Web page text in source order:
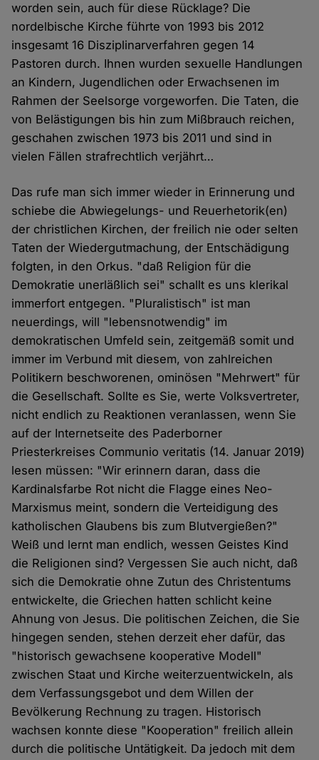
worden sein, auch für diese Rücklage? Die
nordelbische Kirche führte von 1993 bis 2012
insgesamt 16 Disziplinarverfahren gegen 14
Pastoren durch. Ihnen wurden sexuelle Handlungen
an Kindern, Jugendlichen oder Erwachsenen im
Rahmen der Seelsorge vorgeworfen. Die Taten, die
von Belästigungen bis hin zum Mißbrauch reichen,
geschahen zwischen 1973 bis 2011 und sind in
vielen Fällen strafrechtlich verjährt…
Das rufe man sich immer wieder in Erinnerung und
schiebe die Abwiegelungs- und Reuerhetorik(en)
der christlichen Kirchen, der freilich nie oder selten
Taten der Wiedergutmachung, der Entschädigung
folgten, in den Orkus. "daß Religion für die
Demokratie unerläßlich sei" schallt es uns klerikal
immerfort entgegen. "Pluralistisch" ist man
neuerdings, will "lebensnotwendig" im
demokratischen Umfeld sein, zeitgemäß somit und
immer im Verbund mit diesem, von zahlreichen
Politikern beschworenen, ominösen "Mehrwert" für
die Gesellschaft. Sollte es Sie, werte Volksvertreter,
nicht endlich zu Reaktionen veranlassen, wenn Sie
auf der Internetseite des Paderborner
Priesterkreises Communio veritatis (14. Januar 2019)
lesen müssen: "Wir erinnern daran, dass die
Kardinalsfarbe Rot nicht die Flagge eines Neo-
Marxismus meint, sondern die Verteidigung des
katholischen Glaubens bis zum Blutvergießen?"
Weiß und lernt man endlich, wessen Geistes Kind
die Religionen sind? Vergessen Sie auch nicht, daß
sich die Demokratie ohne Zutun des Christentums
entwickelte, die Griechen hatten schlicht keine
Ahnung von Jesus. Die politischen Zeichen, die Sie
hingegen senden, stehen derzeit eher dafür, das
"historisch gewachsene kooperative Modell"
zwischen Staat und Kirche weiterzuentwickeln, als
dem Verfassungsgebot und dem Willen der
Bevölkerung Rechnung zu tragen. Historisch
wachsen konnte diese "Kooperation" freilich allein
durch die politische Untätigkeit. Da jedoch mit dem